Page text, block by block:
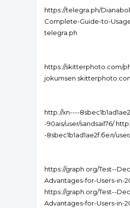
https://telegra.ph/
Complete-Guide-to-
telegra.ph
https://skitterphoto.com/
jokumsen
http://xn----
-90ais/user/sandsail76/
-8sbec1b1ad1ae2f.бел/
https://graph.org/Test--
Advantages-for-Users-in-
https://graph.org/Test--
Advantages-for-Users-in-